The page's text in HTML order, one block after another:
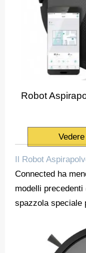
Robot
Il Robot
Connected ha
modelli
spazzola speciale